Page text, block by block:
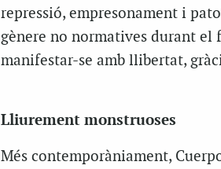
repressió, empresonament i
gènere no normatives durant el
manifestar-se amb llibertat,
Lliurement monstruoses
Més contemporàniament,